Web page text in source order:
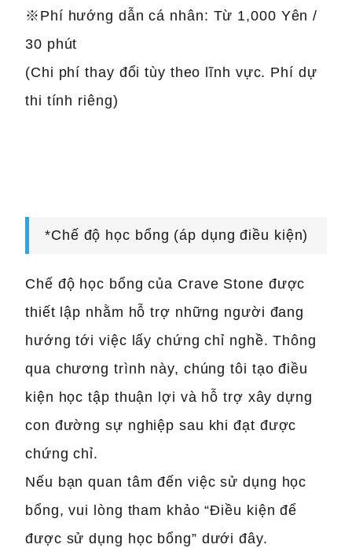
※Phí hướng dẫn cá nhân: Từ 1,000 Yên /
30 phút
(Chi phí thay đổi tùy theo lĩnh vực. Phí dự
thi tính riêng)
*Chế độ học bổng (áp dụng điều kiện)
Chế độ học bổng của Crave Stone được
thiết lập nhằm hỗ trợ những người đang
hướng tới việc lấy chứng chỉ nghề. Thông
qua chương trình này, chúng tôi tạo điều
kiện học tập thuận lợi và hỗ trợ xây dựng
con đường sự nghiệp sau khi đạt được
chứng chỉ.
Nếu bạn quan tâm đến việc sử dụng học
bổng, vui lòng tham khảo “Điều kiện để
được sử dụng học bổng” dưới đây.